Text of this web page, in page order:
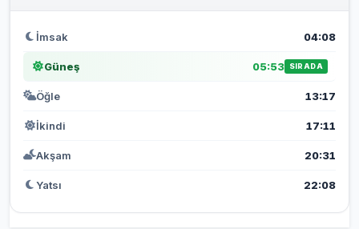
İmsak 04:08
Güneş 05:53 SIRADA
Öğle 13:17
İkindi 17:11
Akşam 20:31
Yatsı 22:08